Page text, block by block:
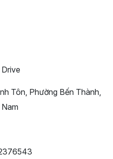
Tôn, Phường Bến Thành,